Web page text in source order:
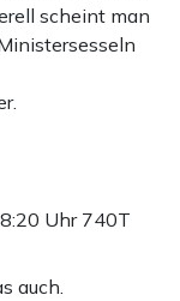
scheint man
Uhr 740T
auch.